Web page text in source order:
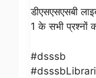
डीएसएसएसबी
1 के सभी प्रश्नों
#dsssb